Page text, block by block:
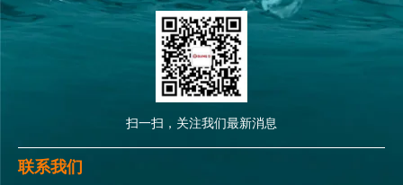
扫一扫，关注我们最新消息
联系我们